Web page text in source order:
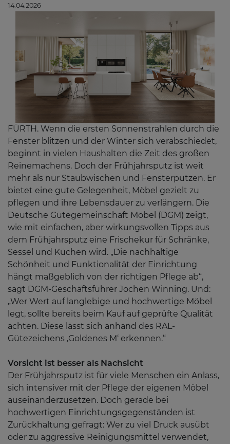
14.04.2026
FÜRTH. Wenn die ersten Sonnenstrahlen durch die
Fenster blitzen und der Winter sich verabschiedet,
beginnt in vielen Haushalten die Zeit des großen
Reinemachens. Doch der Frühjahrsputz ist weit
mehr als nur Staubwischen und Fensterputzen. Er
bietet eine gute Gelegenheit, Möbel gezielt zu
pflegen und ihre Lebensdauer zu verlängern. Die
Deutsche Gütegemeinschaft Möbel (DGM) zeigt,
wie mit einfachen, aber wirkungsvollen Tipps aus
dem Frühjahrsputz eine Frischekur für Schränke,
Sessel und Küchen wird. „Die nachhaltige
Schönheit und Funktionalität der Einrichtung
hängt maßgeblich von der richtigen Pflege ab“,
sagt DGM-Geschäftsführer Jochen Winning. Und:
„Wer Wert auf langlebige und hochwertige Möbel
legt, sollte bereits beim Kauf auf geprüfte Qualität
achten. Diese lässt sich anhand des RAL-
Gütezeichens ‚Goldenes M‘ erkennen.“
Vorsicht ist besser als Nachsicht
Der Frühjahrsputz ist für viele Menschen ein Anlass,
sich intensiver mit der Pflege der eigenen Möbel
auseinanderzusetzen. Doch gerade bei
hochwertigen Einrichtungsgegenständen ist
Zurückhaltung gefragt: Wer zu viel Druck ausübt
oder zu aggressive Reinigungsmittel verwendet,